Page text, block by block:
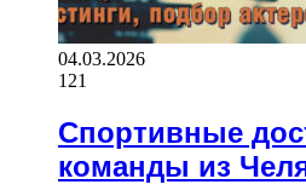
04.03.2026
121
Спортивные
команды из